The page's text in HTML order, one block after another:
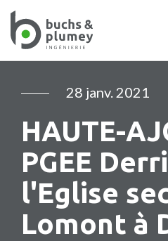
28 janv. 2021
HAUTE-
PGEE
l'Eglise
Lomont à